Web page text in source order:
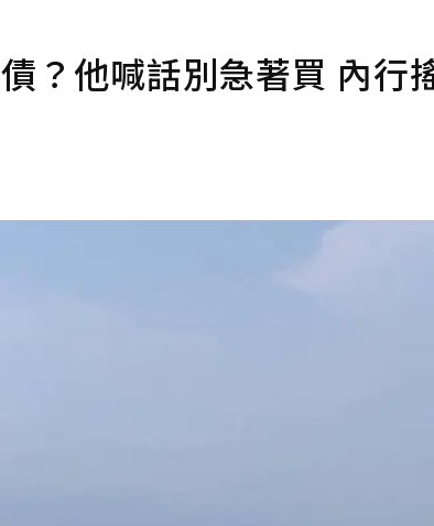
？他喊話別急著買 內行